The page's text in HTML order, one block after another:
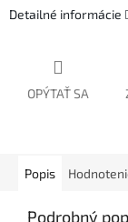
Detailné informácie
OPÝTAŤ SA
Popis
Podrobný